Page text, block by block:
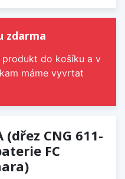
zdarma
do košíku a v
máme vyvrtat
(dřez CNG 611-
FC